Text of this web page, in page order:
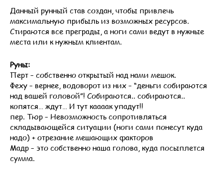
Данный рунный став создан, чтобы привлечь
максимальную прибыль из возможных ресурсов.
Стираются все преграды, а ноги сами ведут в нужные
места или к нужным клиентам.
Руны:
Перт – собственно открытый над нами мешок.
Феху – вернее, водоворот из них – “деньги собираются
над вашей головой”! Собираются.. собираются..
копятся… ждут… И тут каааак упадут!!
пер. Тюр – Невозможность сопротивляться
складывающейся ситуации (ноги сами понесут куда
надо) + отрезание мешающих факторов
Мадр – это собственно наша голова, куда посыплется
сумма.